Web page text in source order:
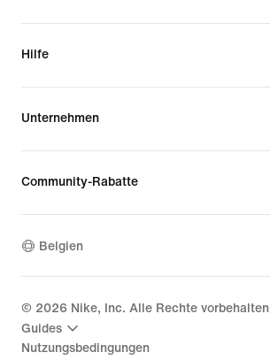
Hilfe
Unternehmen
Community-Rabatte
Belgien
© 2026 Nike, Inc. Alle Rechte vorbehalten
Guides
Nutzungsbedingungen